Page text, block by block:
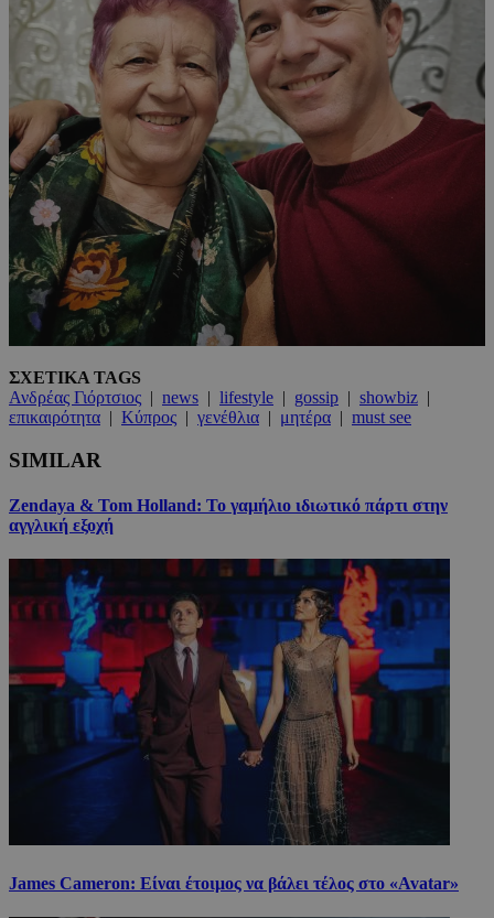
ΣΧΕΤΙΚΑ TAGS
Ανδρέας Γιόρτσιος | news | lifestyle | gossip | showbiz |
επικαιρότητα | Κύπρος | γενέθλια | μητέρα | must see
SIMILAR
Zendaya & Tom Holland: Το γαμήλιο ιδιωτικό πάρτι στην
αγγλική εξοχή
James Cameron: Είναι έτοιμος να βάλει τέλος στο «Avatar»